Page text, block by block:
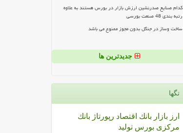
کدام صنایع صدرنشین ارزش بازار در بورس هستند به علاوه
رتبه بندی 48 صنعت بورسی
ساخت وساز در جنگل بدون مجوز ممنوع می باشد
جدیدترین ها
تگها
ارز بازار بانك اقتصاد رپورتاژ بانك
مركزی بورس تولید